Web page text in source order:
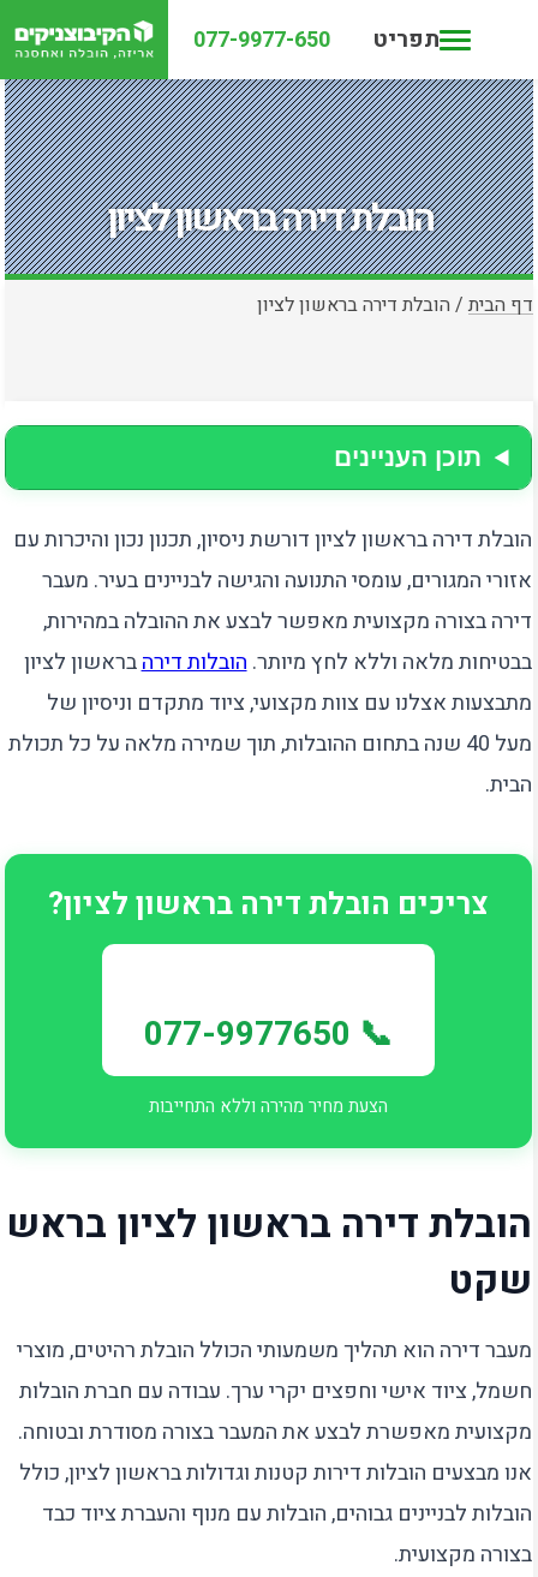
תפריט 077-9977-650
הובלת דירה בראשון לציון
דף הבית / הובלת דירה בראשון לציון
תוכן העניינים
הובלת דירה בראשון לציון דורשת ניסיון, תכנון נכון והיכרות עם
אזורי המגורים, עומסי התנועה והגישה לבניינים בעיר. מעבר
דירה בצורה מקצועית מאפשר לבצע את ההובלה במהירות,
בבטיחות מלאה וללא לחץ מיותר.הובלות דירהבראשון לציון
מתבצעות אצלנו עם צוות מקצועי, ציוד מתקדם וניסיון של
מעל 40 שנה בתחום ההובלות, תוך שמירה מלאה על כל תכולת
הבית.
צריכים הובלת דירה בראשון לציון?
📞 077-9977650
הצעת מחיר מהירה וללא התחייבות
הובלת דירה בראשון לציון בראש
שקט
מעבר דירה הוא תהליך משמעותי הכולל הובלת רהיטים, מוצרי
חשמל, ציוד אישי וחפצים יקרי ערך. עבודה עם חברת הובלות
מקצועית מאפשרת לבצע את המעבר בצורה מסודרת ובטוחה.
אנו מבצעים הובלות דירות קטנות וגדולות בראשון לציון, כולל
הובלות לבניינים גבוהים, הובלות עם מנוף והעברת ציוד כבד
בצורה מקצועית.